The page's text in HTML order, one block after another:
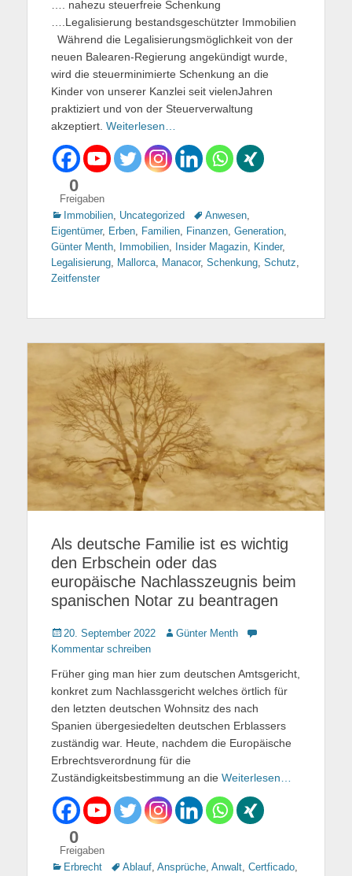
…. nahezu steuerfreie Schenkung
….Legalisierung bestandsgeschützter Immobilien
Während die Legalisierungsmöglichkeit von der
neuen Balearen-Regierung angekündigt wurde,
wird die steuerminimierte Schenkung an die
Kinder von unserer Kanzlei seit vielenJahren
praktiziert und von der Steuerverwaltung
akzeptiert. Weiterlesen…
0
Freigaben
Kategorien
Immobilien, Uncategorized TagsAnwesen,
Eigentümer, Erben, Familien, Finanzen, Generation,
Günter Menth, Immobilien, Insider Magazin, Kinder,
Legalisierung, Mallorca, Manacor, Schenkung, Schutz,
Zeitfenster
Als deutsche Familie ist es wichtig
den Erbschein oder das
europäische Nachlasszeugnis beim
spanischen Notar zu beantragen
Gepostet
am
20. September 2022 AutorGünter Menth
Kommentar schreiben
Früher ging man hier zum deutschen Amtsgericht,
konkret zum Nachlassgericht welches örtlich für
den letzten deutschen Wohnsitz des nach
Spanien übergesiedelten deutschen Erblassers
zuständig war. Heute, nachdem die Europäische
Erbrechtsverordnung für die
Zuständigkeitsbestimmung an die Weiterlesen…
0
Freigaben
Kategorien
Erbrecht TagsAblauf, Ansprüche, Anwalt, Certficado,